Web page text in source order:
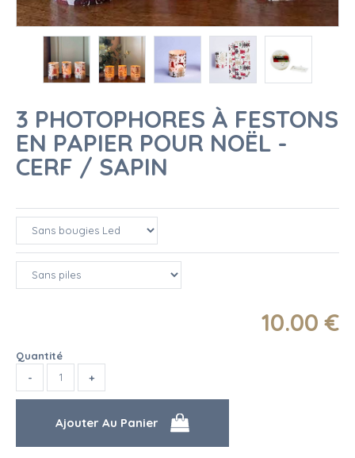
3 PHOTOPHORES À FESTONS
EN PAPIER POUR NOËL -
CERF / SAPIN
10.00 €
Quantité